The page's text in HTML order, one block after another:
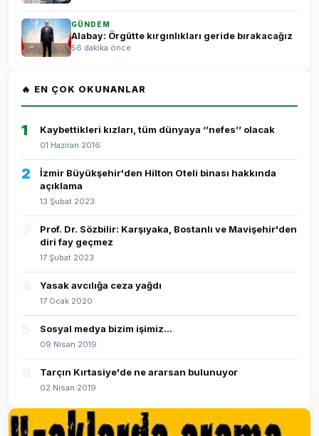
GÜNDEM
Alabay: Örgütte kırgınlıkları geride bırakacağız
56 dakika önce
🔥 EN ÇOK OKUNANLAR
1 Kaybettikleri kızları, tüm dünyaya ‘’nefes’’ olacak
01 Haziran 2016
2
İzmir Büyükşehir'den Hilton Oteli binası hakkında
açıklama
13 Şubat 2023
Prof. Dr. Sözbilir: Karşıyaka, Bostanlı ve Mavişehir'den
diri fay geçmez
17 Şubat 2023
Yasak avcılığa ceza yağdı
17 Ocak 2020
Sosyal medya bizim işimiz...
09 Nisan 2019
Tarçın Kırtasiye'de ne ararsan bulunuyor
02 Nisan 2019